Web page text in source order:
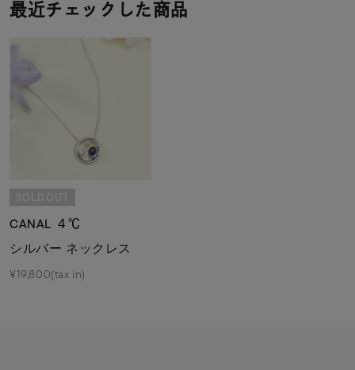
最近チェックした商品
SOLDOUT
CANAL ４℃
シルバー ネックレス
¥19,800(tax in)